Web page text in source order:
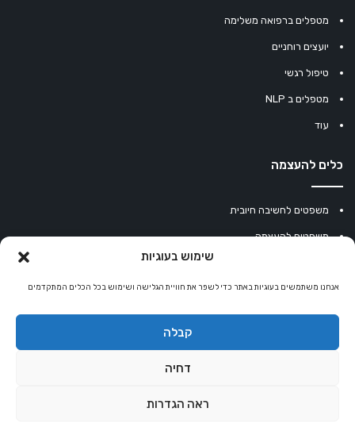
שימוש בעוגיות
אנחנו משתמשים בעוגיות באתר כדי לשפר את חוויית הגלישה ושימוש בכל הכלים המתקדמים
קבלה
דחיה
ראה הגדרות
מטפלים ברפואה משלימה
יועצים רוחניים
טיפול רגשי
מטפלים ב NLP
עוד
כלים להעצמה
משפטים לחשיבה חיובית
משפטים להעצמה
מחשבון נומרולוגיה
קריסטלים למזלות
© כל הזכויות שמורות 2026 |